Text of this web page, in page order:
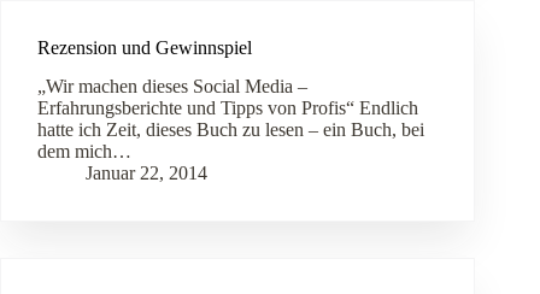
Rezension und Gewinnspiel
„Wir machen dieses Social Media –
Erfahrungsberichte und Tipps von Profis“ Endlich
hatte ich Zeit, dieses Buch zu lesen – ein Buch, bei
dem mich…
Januar 22, 2014